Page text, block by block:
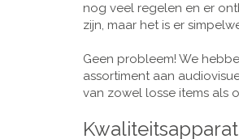
nog veel regelen en er
zijn, maar het is er
Geen probleem! We
assortiment aan
van zowel losse items als